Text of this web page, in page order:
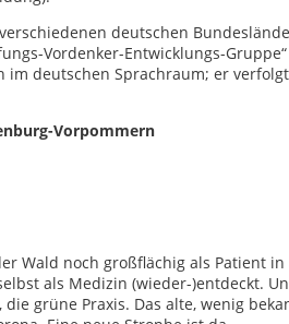
deutschen
Vordenker-Entwicklungs-
deutschen Sprachraum; er
Vorpommern
Wald noch großflächig als Patient in
als Medizin (wieder-)entdeckt.
grüne Praxis. Das alte, wenig